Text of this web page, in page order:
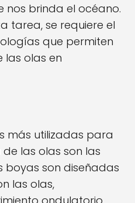
nos brinda el océano.
tarea, se requiere el
que permiten
las olas en
más utilizadas para
las olas son las
boyas son diseñadas
las olas,